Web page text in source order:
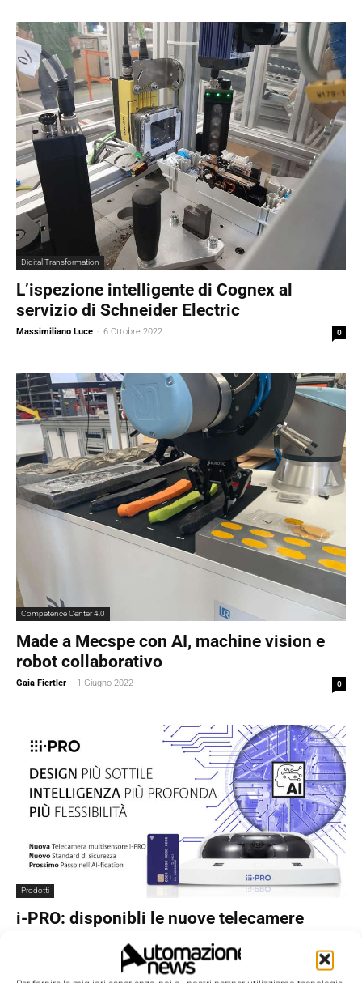
Digital Transformation
L’ispezione intelligente di Cognex al
servizio di Schneider Electric
Massimiliano Luce - 6 Ottobre 2022 0
Competence Center 4.0
Made a Mecspe con AI, machine vision e
robot collaborativo
Gaia Fiertler - 1 Giugno 2022 0
Prodotti
i-PRO: disponibli le nuove telecamere
multisensore con Edge AI
22 Marzo 2022